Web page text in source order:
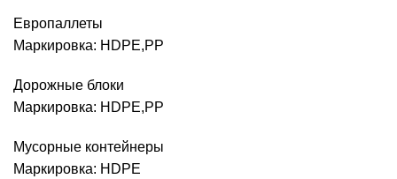
Европаллеты
Маркировка: HDPE,PP
Дорожные блоки
Маркировка: HDPE,PP
Мусорные контейнеры
Маркировка: HDPE